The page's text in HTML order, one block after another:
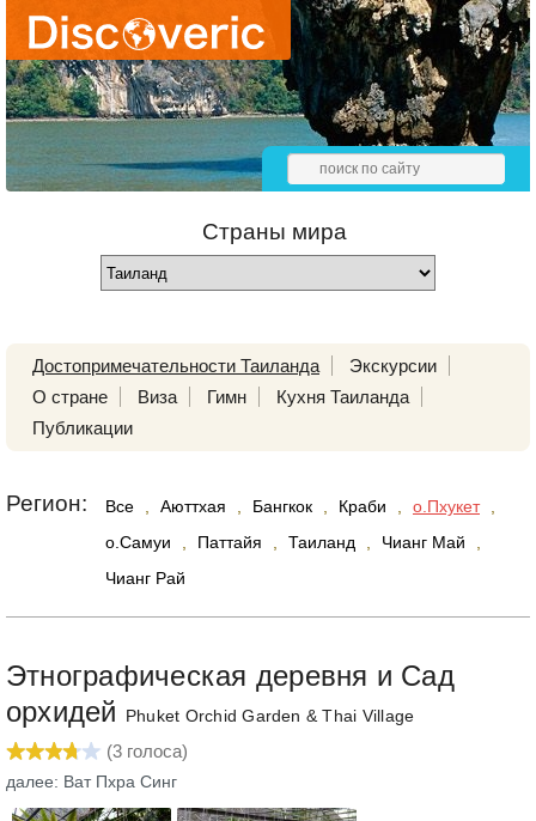
Страны мира
Достопримечательности Таиланда
Экскурсии
О стране
Виза Гимн
Кухня Таиланда
Публикации
Регион: Все Аюттхая Бангкок Краби о.Пхукет
о.Самуи
Паттайя Таиланд Чианг Май
Чианг Рай
Этнографическая деревня и Сад
орхидей
Phuket Orchid Garden & Thai Village
(3 голоса)
далее: Ват Пхра Синг